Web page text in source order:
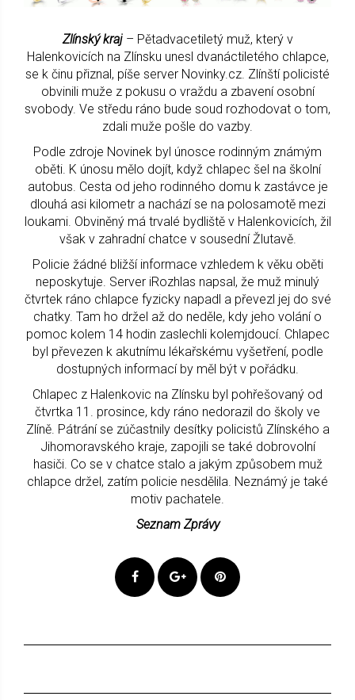
Zlínský kraj – Pětadvacetiletý muž, který v
Halenkovicích na Zlínsku unesl dvanáctiletého chlapce,
se k činu přiznal, píše server Novinky.cz. Zlínští policisté
obvinili muže z pokusu o vraždu a zbavení osobní
svobody. Ve středu ráno bude soud rozhodovat o tom,
zdali muže pošle do vazby.
Podle zdroje Novinek byl únosce rodinným známým
oběti. K únosu mělo dojít, když chlapec šel na školní
autobus. Cesta od jeho rodinného domu k zastávce je
dlouhá asi kilometr a nachází se na polosamotě mezi
loukami. Obviněný má trvalé bydliště v Halenkovicích, žil
však v zahradní chatce v sousední Žlutavě.
Policie žádné bližší informace vzhledem k věku oběti
neposkytuje. Server iRozhlas napsal, že muž minulý
čtvrtek ráno chlapce fyzicky napadl a převezl jej do své
chatky. Tam ho držel až do neděle, kdy jeho volání o
pomoc kolem 14 hodin zaslechli kolemjdoucí. Chlapec
byl převezen k akutnímu lékařskému vyšetření, podle
dostupných informací by měl být v pořádku.
Chlapec z Halenkovic na Zlínsku byl pohřešovaný od
čtvrtka 11. prosince, kdy ráno nedorazil do školy ve
Zlíně. Pátrání se zúčastnily desítky policistů Zlínského a
Jihomoravského kraje, zapojili se také dobrovolní
hasiči. Co se v chatce stalo a jakým způsobem muž
chlapce držel, zatím policie nesdělila. Neznámý je také
motiv pachatele.
Seznam Zprávy